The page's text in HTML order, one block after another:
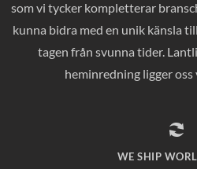
som vi tycker kompletterar
kunna bidra med en unik känsla
tagen från svunna tider.
heminredning ligger
WE SHIP